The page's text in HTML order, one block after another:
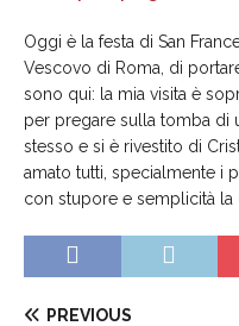
Oggi è la festa di San
Vescovo di Roma, di
sono qui: la mia visita è
per pregare sulla tomba di
stesso e si è rivestito di
amato tutti, specialmente i
con stupore e semplicità la
PREVIOUS